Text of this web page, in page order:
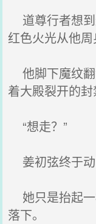
道尊行者想
红色火光从他周
他脚下魔纹
着大殿裂开的封
“想走？”
姜初弦终于动
她只是抬起
落下。